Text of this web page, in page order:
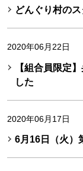
どんぐり村の
2020年06月22日
【組合員限定
した
2020年06月17日
6月16日（火）